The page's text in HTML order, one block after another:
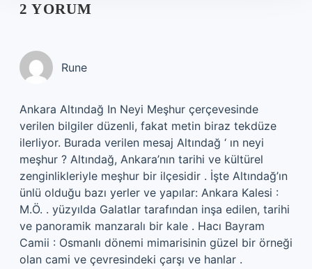
2 YORUM
Rune
Ankara Altındağ In Neyi Meşhur çerçevesinde
verilen bilgiler düzenli, fakat metin biraz tekdüze
ilerliyor. Burada verilen mesaj Altındağ ‘ ın neyi
meşhur ? Altındağ, Ankara’nın tarihi ve kültürel
zenginlikleriyle meşhur bir ilçesidir . İşte Altındağ’ın
ünlü olduğu bazı yerler ve yapılar: Ankara Kalesi :
M.Ö. . yüzyılda Galatlar tarafından inşa edilen, tarihi
ve panoramik manzaralı bir kale . Hacı Bayram
Camii : Osmanlı dönemi mimarisinin güzel bir örneği
olan cami ve çevresindeki çarşı ve hanlar .